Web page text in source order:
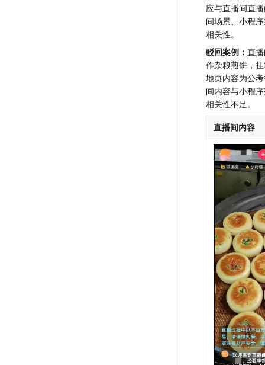
应与直播间直
间场景、小程
相关性。
驳回案例： 直
作杂粮煎饼，
地页内容为公
间内容与小程
相关性不足。
直播间内容